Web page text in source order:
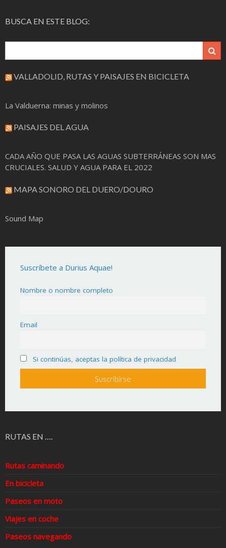
BUSCA EN ESTE BLOG:
VALLADOLID, RUTAS Y PAISAJES EN BICICLETA
La Valduerna: minas y molinos
PAISAJES DEL AGUA
CADA AÑO QUE PASA LAS AGUAS SUBTERRÁNEAS SON MAS
CRUCIALES. SALUD Y AGUA PARA EL 2022
MAPA SONORO DEL DUERO/DOURO
Sound Map
Suscríbete a Durius Aquae!
Nombre o nombre completo
Email
Si continúas, aceptas la política de privacidad
RUTAS EN ….
Rutas caminando
En bicicleta
Paseos en moto
Viajes en coche
Paseos navegando